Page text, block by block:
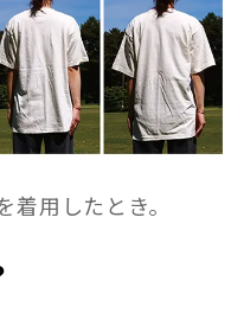
用したとき。